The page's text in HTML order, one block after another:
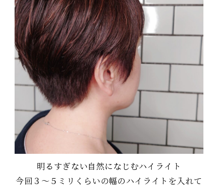
明るすぎない自然になじむハイライト
今回３～５ミリくらいの幅のハイライトを入れて